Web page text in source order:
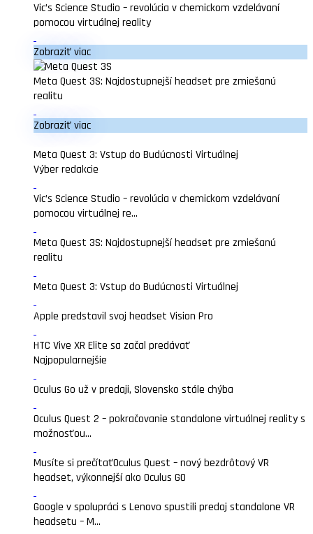
Vic’s Science Studio – revolúcia v chemickom vzdelávaní
pomocou virtuálnej reality
Zobraziť viac
Meta Quest 3S: Najdostupnejší headset pre zmiešanú
realitu
Zobraziť viac
Meta Quest 3: Vstup do Budúcnosti Virtuálnej
Výber redakcie
Vic’s Science Studio – revolúcia v chemickom vzdelávaní
pomocou virtuálnej re...
Meta Quest 3S: Najdostupnejší headset pre zmiešanú
realitu
Meta Quest 3: Vstup do Budúcnosti Virtuálnej
Apple predstavil svoj headset Vision Pro
HTC Vive XR Elite sa začal predávať
Najpopularnejšie
Oculus Go už v predaji, Slovensko stále chýba
Oculus Quest 2 – pokračovanie standalone virtuálnej reality s
možnosťou...
Musíte si prečítaťOculus Quest – nový bezdrôtový VR
headset, výkonnejší ako Oculus GO
Google v spolupráci s Lenovo spustili predaj standalone VR
headsetu – M...